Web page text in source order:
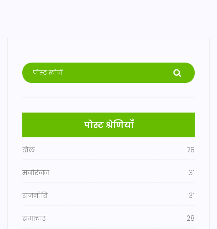
पोस्ट श्रेणियाँ
खेल 78
मनोरंजन 31
राजनीति 31
समाचार 28